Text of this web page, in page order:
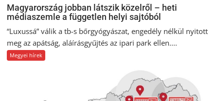
Magyarország jobban látszik közelről – heti
médiaszemle a független helyi sajtóból
“Luxussá” válik a tb-s bőrgyógyászat, engedély nélkül nyitott
meg az apátság, aláírásgyűjtés az ipari park ellen....
Megyei hírek